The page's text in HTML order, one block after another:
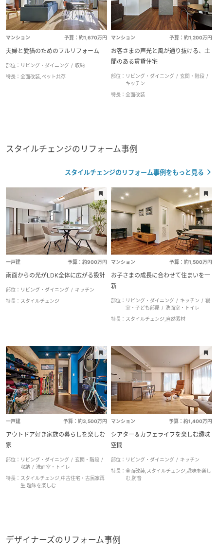
マンション 予算：約1,670万円
夫婦と愛猫のためのフルリフォーム
部位： リビング・ダイニング
収納
特長： 全面改装,ペット共存
マンション 予算：約1,200万円
お客さまの声光と風が通り抜ける、土
間のある賃貸住宅
部位： リビング・ダイニング
玄関・階段
キッチン
特長： 全面改装
スタイルチェンジのリフォーム事例
スタイルチェンジのリフォーム事例をもっと見る
一戸建 予算：約900万円
南面からの光がLDK全体に広がる設計
部位： リビング・ダイニング
キッチン
特長： スタイルチェンジ
マンション 予算：約1,500万円
お子さまの成長に合わせて住まいを一
新
部位： リビング・ダイニング キッチン
寝
室・子ども部屋
洗面室・トイレ
特長： スタイルチェンジ,自然素材
一戸建 予算：約3,500万円
アウトドア好き家族の暮らしを楽しむ
家
部位： リビング・ダイニング
玄関・階段
収納
洗面室・トイレ
特長： スタイルチェンジ,中古住宅・古民家再
生,趣味を楽しむ
マンション 予算：約1,400万円
シアター＆カフェライフを楽しむ趣味
空間
部位： リビング・ダイニング
キッチン
特長： 全面改装,スタイルチェンジ,趣味を楽し
む,防音
デザイナーズのリフォーム事例